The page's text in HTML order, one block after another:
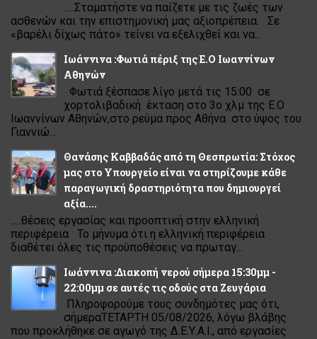
.....Σταματήστε να παίζετε με τις ζωές των
ασθενών και την επιστημονική μας αξιοπρέπεια. Σε
«βαρέλι δίχως πάτο» τείνει να εξελιχθεί και να...
Ιωάννινα :Φωτιά πέριξ της Ε.Ο Ιωαννίνων
Αθηνών
Φωτιά ξέσπασε λίγο μετά τις 15:00 σε
χορτολιβαδική έκταση στο 3ο χλμ της Ε.Ο
Ιωαννίνων Αθηνών,στο ρεύμα προς Αθήνα στο ύψος του
Γιαννιώ...
Θανάσης Καββαδάς από τη Θεσπρωτία: Στόχος
μας στο Υπουργείο είναι να στηρίζουμε κάθε
παραγωγική δραστηριότητα που δημιουργεί
αξία....
.....θέσεις εργασίας και προοπτική στην ελληνική
περιφέρεια Το μήνυμα ότι η ελληνική περιφέρεια
διαθέτει όλες τις προϋποθέσεις να πρωταγ...
Ιωάννινα :Διακοπή νερού σήμερα 15:30μμ -
22:00μμ σε αυτές τις οδούς στα Ζευγάρια
Πληροφορούμε τους συνδημότες μας ότι,
σήμεραΤΕΤΑΡΤΗ 05/08/2026, λόγω βλάβης
που προκλήθηκε σε αγωγό της Δ.Ε.Υ.Α.Ι., από εργασίες